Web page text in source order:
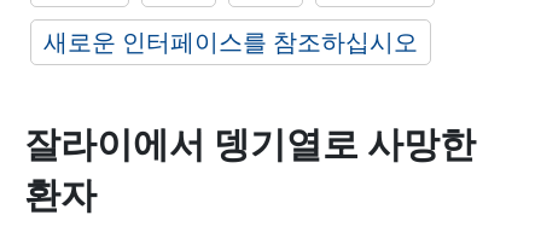
새로운 인터페이스를 참조하십시오
잘라이에서 뎅기열로 사망한
환자